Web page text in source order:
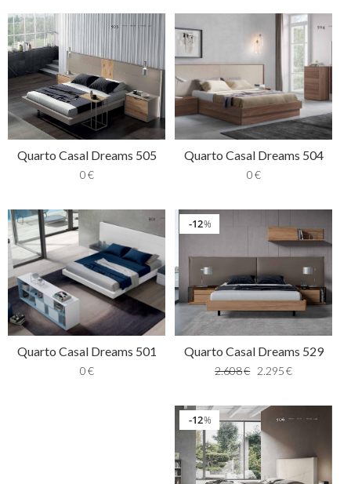
Quarto Casal Dreams 505
0€
Quarto Casal Dreams 504
0€
Quarto Casal Dreams 501
0€
%
12
Quarto Casal Dreams 529
2.608€ 2.295€
%
12